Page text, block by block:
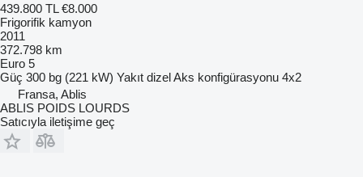
439.800 TL €8.000
Frigorifik kamyon
2011
372.798 km
Euro 5
Güç 300 bg (221 kW) Yakıt dizelAks konfigürasyonu 4x2
Fransa, Ablis
ABLIS POIDS LOURDS
Satıcıyla iletişime geç